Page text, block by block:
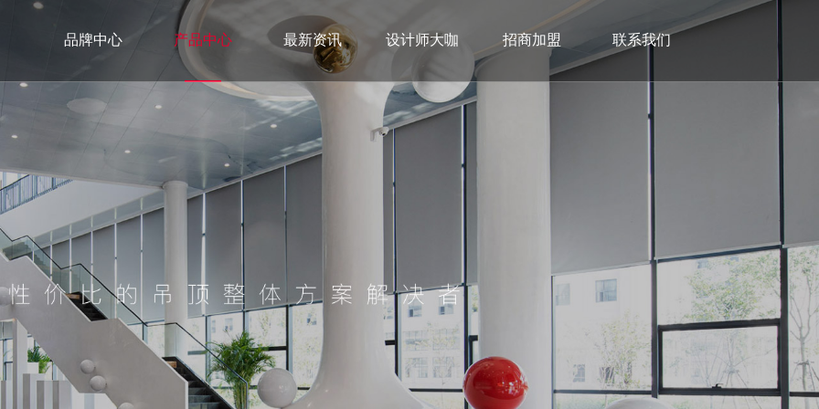
品牌中心 产品中心 最新资讯 设计师大咖 招商加盟 联系我们